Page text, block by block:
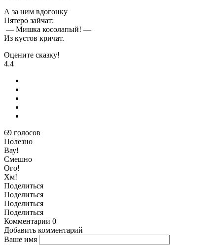
А за ним вдогонку
Пятеро зайчат:
— Мишка косолапый! —
Из кустов кричат.
Оцените сказку!
4.4
69 голосов
Полезно
Вау!
Смешно
Ого!
Хм!
Поделиться
Поделиться
Поделиться
Поделиться
Комментарии 0
Добавить комментарий
Ваше имя